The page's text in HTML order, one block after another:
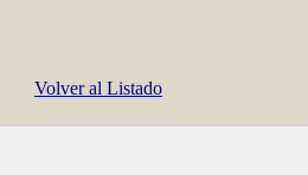
Volver al Listado